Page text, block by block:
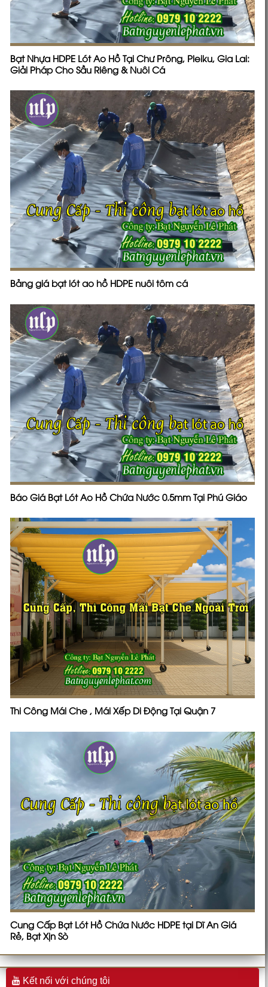
Bạt Nhựa HDPE Lót Ao Hồ Tại Chư Prông, Pleiku, Gia Lai:
Giải Pháp Cho Sầu Riêng & Nuôi Cá
Bảng giá bạt lót ao hồ HDPE nuôi tôm cá
Báo Giá Bạt Lót Ao Hồ Chứa Nước 0.5mm Tại Phú Giáo
Thi Công Mái Che , Mái Xếp Di Động Tại Quận 7
Cung Cấp Bạt Lót Hồ Chứa Nước HDPE tại Dĩ An Giá
Rẻ, Bạt Xịn Sò
Kết nối với chúng tôi